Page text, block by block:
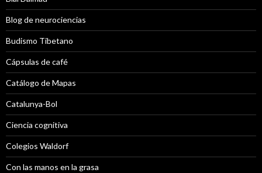
Blog de neurociencias
Budismo Tibetano
Cápsulas de café
Catálogo de Mapas
Catalunya-Bol
Ciencia cognitiva
Colegios Waldorf
Con las manos en la grasa